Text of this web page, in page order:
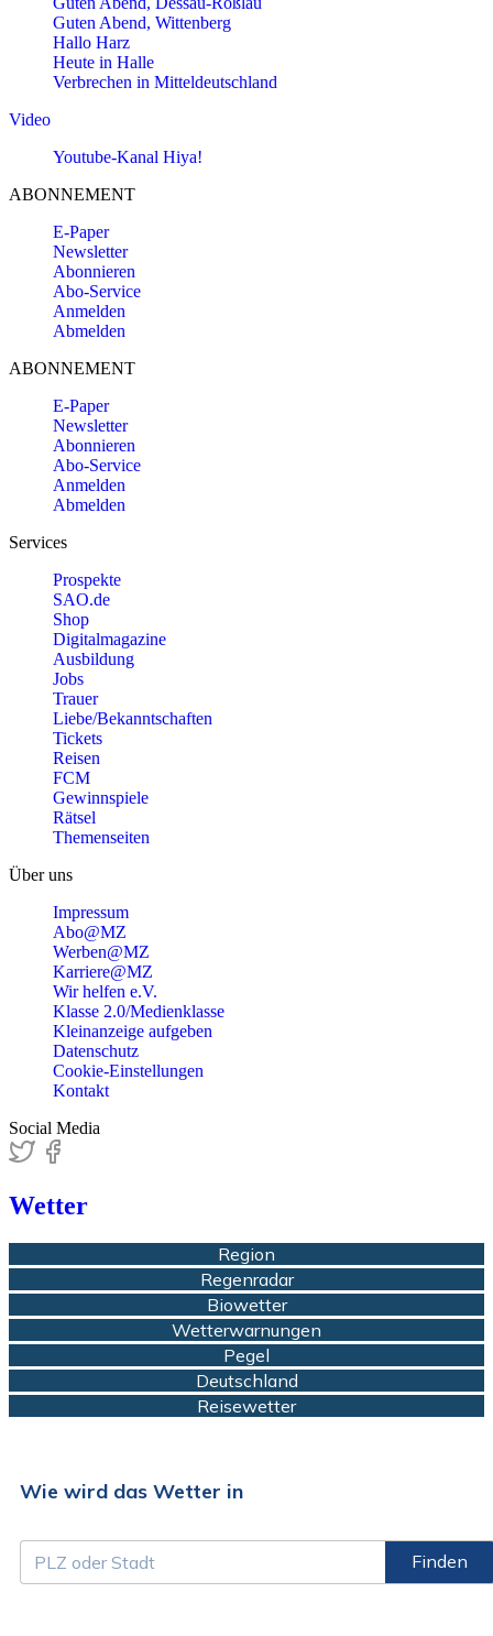
Guten Abend, Wittenberg
Hallo Harz
Heute in Halle
Verbrechen in Mitteldeutschland
Video
Youtube-Kanal Hiya!
ABONNEMENT
E-Paper
Newsletter
Abonnieren
Abo-Service
Anmelden
Abmelden
ABONNEMENT
E-Paper
Newsletter
Abonnieren
Abo-Service
Anmelden
Abmelden
Services
Prospekte
SAO.de
Shop
Digitalmagazine
Ausbildung
Jobs
Trauer
Liebe/Bekanntschaften
Tickets
Reisen
FCM
Gewinnspiele
Rätsel
Themenseiten
Über uns
Impressum
Abo@MZ
Werben@MZ
Karriere@MZ
Wir helfen e.V.
Klasse 2.0/Medienklasse
Kleinanzeige aufgeben
Datenschutz
Cookie-Einstellungen
Kontakt
Social Media
Wetter
Region
Regenradar
Biowetter
Wetterwarnungen
Pegel
Deutschland
Reisewetter
Wie wird das Wetter in
Finden